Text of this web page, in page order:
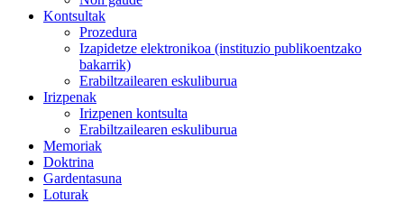
Kontsultak
Prozedura
Izapidetze elektronikoa (instituzio publikoentzako
bakarrik)
Erabiltzailearen eskuliburua
Irizpenak
Irizpenen kontsulta
Erabiltzailearen eskuliburua
Memoriak
Doktrina
Gardentasuna
Loturak